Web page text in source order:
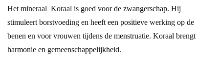
Het mineraal Koraal is goed voor de zwangerschap. Hij
stimuleert borstvoeding en heeft een positieve werking op de
benen en voor vrouwen tijdens de menstruatie. Koraal brengt
harmonie en gemeenschappelijkheid.